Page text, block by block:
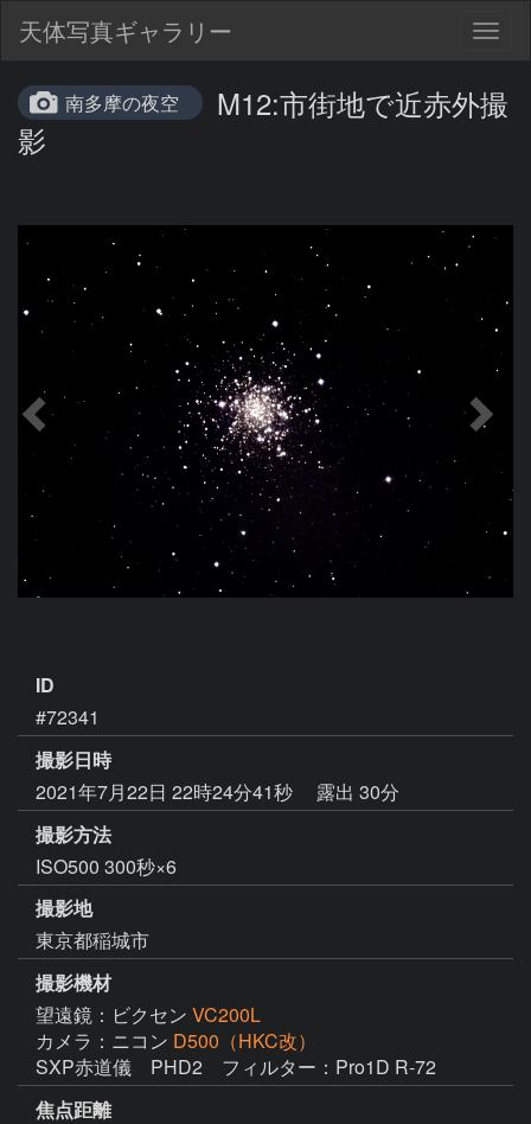
天体写真ギャラリー
南多摩の夜空
M12:市街地で近赤外撮
影
ID
#72341
撮影日時
2021年7月22日 22時24分41秒
露出 30分
撮影方法
ISO500 300秒×6
撮影地
東京都稲城市
撮影機材
望遠鏡：ビクセン VC200L
カメラ：ニコン D500（HKC改）
SXP赤道儀　PHD2　フィルター：Pro1D R-72
焦点距離